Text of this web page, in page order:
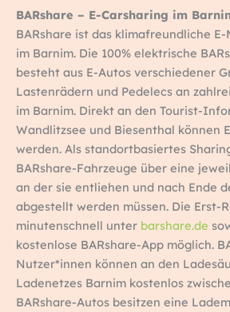
BARshare – E-Carsharing im
BARshare ist das klimafreundliche
im Barnim. Die 100% elektrische
besteht aus E-Autos verschiedener
Lastenrädern und Pedelecs an
im Barnim. Direkt an den Tourist-
Wandlitzsee und Biesenthal können
werden. Als standortbasiertes
BARshare-Fahrzeuge über eine
an der sie entliehen und nach Ende
abgestellt werden müssen. Die Erst-
minutenschnell unter barshare.de
kostenlose BARshare-App möglich.
Nutzer*innen können an den
Ladenetzes Barnim kostenlos
BARshare-Autos besitzen eine